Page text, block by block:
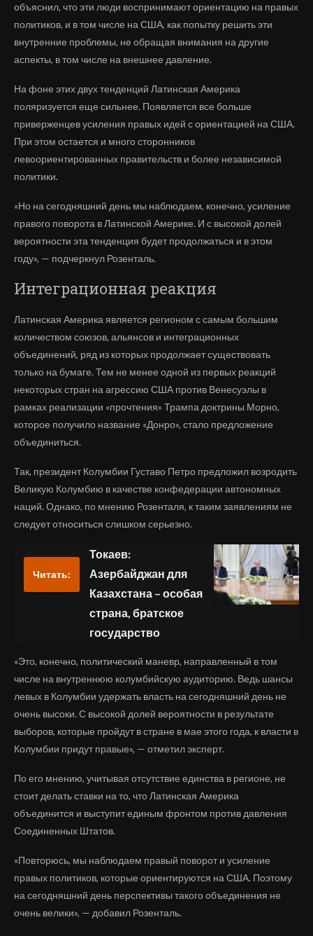
объяснил, что эти люди воспринимают ориентацию на правых
политиков, и в том числе на США, как попытку решить эти
внутренние проблемы, не обращая внимания на другие
аспекты, в том числе на внешнее давление.
На фоне этих двух тенденций Латинская Америка
поляризуется еще сильнее. Появляется все больше
приверженцев усиления правых идей с ориентацией на США.
При этом остается и много сторонников
левоориентированных правительств и более независимой
политики.
«Но на сегодняшний день мы наблюдаем, конечно, усиление
правого поворота в Латинской Америке. И с высокой долей
вероятности эта тенденция будет продолжаться и в этом
году», — подчеркнул Розенталь.
Интеграционная реакция
Латинская Америка является регионом с самым большим
количеством союзов, альянсов и интеграционных
объединений, ряд из которых продолжает существовать
только на бумаге. Тем не менее одной из первых реакций
некоторых стран на агрессию США против Венесуэлы в
рамках реализации «прочтения» Трампа доктрины Морно,
которое получило название «Донро», стало предложение
объединиться.
Так, президент Колумбии Густаво Петро предложил возродить
Великую Колумбию в качестве конфедерации автономных
наций. Однако, по мнению Розенталя, к таким заявлениям не
следует относиться слишком серьезно.
Читать:
Токаев:
Азербайджан для
Казахстана – особая
страна, братское
государство
«Это, конечно, политический маневр, направленный в том
числе на внутреннюю колумбийскую аудиторию. Ведь шансы
левых в Колумбии удержать власть на сегодняшний день не
очень высоки. С высокой долей вероятности в результате
выборов, которые пройдут в стране в мае этого года, к власти в
Колумбии придут правые», — отметил эксперт.
По его мнению, учитывая отсутствие единства в регионе, не
стоит делать ставки на то, что Латинская Америка
объединится и выступит единым фронтом против давления
Соединенных Штатов.
«Повторюсь, мы наблюдаем правый поворот и усиление
правых политиков, которые ориентируются на США. Поэтому
на сегодняшний день перспективы такого объединения не
очень велики», — добавил Розенталь.